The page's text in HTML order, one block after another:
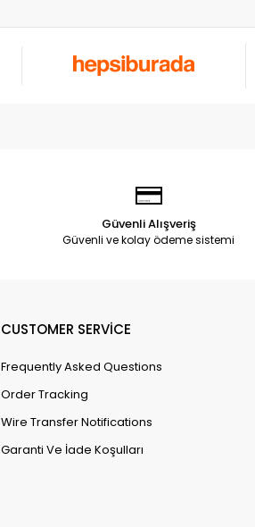
Güvenli Alışveriş
Güvenli ve kolay ödeme sistemi
CUSTOMER SERVİCE
Frequently Asked Questions
Order Tracking
Wire Transfer Notifications
Garanti Ve İade Koşulları